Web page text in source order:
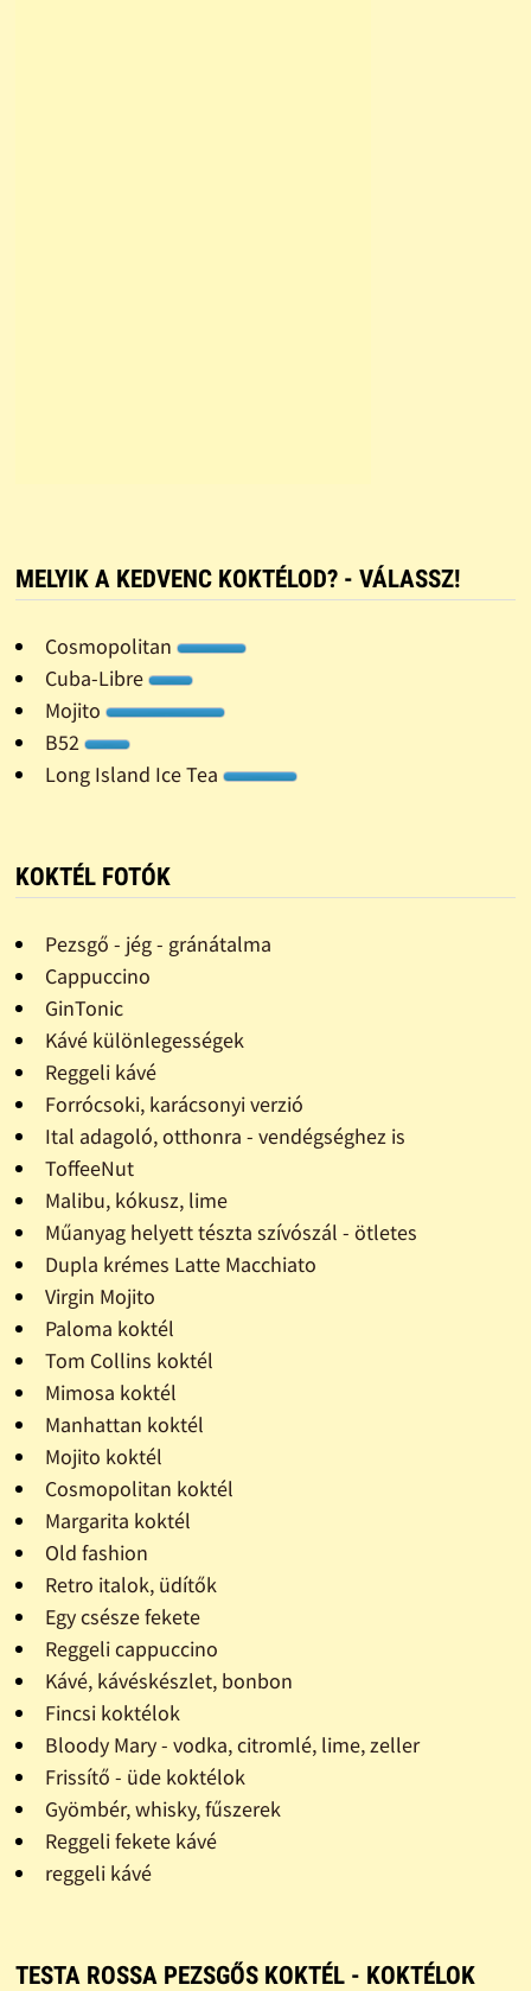
MELYIK A KEDVENC KOKTÉLOD? - VÁLASSZ!
Cosmopolitan
Cuba-Libre
Mojito
B52
Long Island Ice Tea
KOKTÉL FOTÓK
Pezsgő - jég - gránátalma
Cappuccino
GinTonic
Kávé különlegességek
Reggeli kávé
Forrócsoki, karácsonyi verzió
Ital adagoló, otthonra - vendégséghez is
ToffeeNut
Malibu, kókusz, lime
Műanyag helyett tészta szívószál - ötletes
Dupla krémes Latte Macchiato
Virgin Mojito
Paloma koktél
Tom Collins koktél
Mimosa koktél
Manhattan koktél
Mojito koktél
Cosmopolitan koktél
Margarita koktél
Old fashion
Retro italok, üdítők
Egy csésze fekete
Reggeli cappuccino
Kávé, kávéskészlet, bonbon
Fincsi koktélok
Bloody Mary - vodka, citromlé, lime, zeller
Frissítő - üde koktélok
Gyömbér, whisky, fűszerek
Reggeli fekete kávé
reggeli kávé
TESTA ROSSA PEZSGŐS KOKTÉL - KOKTÉLOK